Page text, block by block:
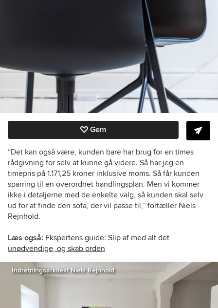
Gem
“Det kan også være, kunden bare har brug for en times
rådgivning for selv at kunne gå videre. Så har jeg en
timepris på 1.171,25 kroner inklusive moms. Så får kunden
sparring til en overordnet handlingsplan. Men vi kommer
ikke i detaljerne med de enkelte valg, så kunden skal selv
ud for at finde den sofa, der vil passe til,” fortæller Niels
Rejnhold.
Læs også: Ekspertens guide: Slip af med alt det
unødvendige, og skab orden
Indretningsarkitekt Niels Rejnhold